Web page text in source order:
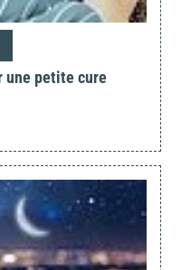
une petite cure